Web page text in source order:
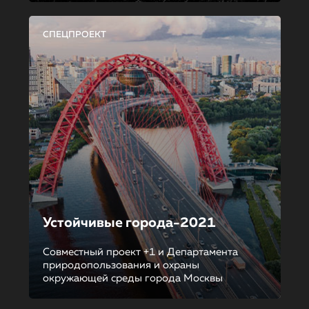
СПЕЦПРОЕКТ
Устойчивые города-2021
Совместный проект +1 и Департамента
природопользования и охраны
окружающей среды города Москвы